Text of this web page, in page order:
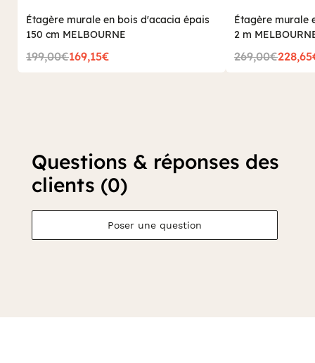
Étagère murale en bois d'acacia épais
150 cm MELBOURNE
199,00€169,15€
Étagère murale
2 m
269,00€
Questions & réponses des
clients (0)
Poser une question